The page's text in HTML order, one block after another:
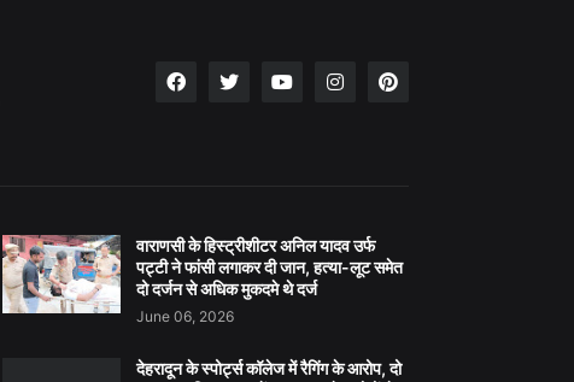
वाराणसी के हिस्ट्रीशीटर अनिल यादव उर्फ
पट्टी ने फांसी लगाकर दी जान, हत्या-लूट समेत
दो दर्जन से अधिक मुकदमे थे दर्ज
June 06, 2026
देहरादून के स्पोर्ट्स कॉलेज में रैगिंग के आरोप, दो